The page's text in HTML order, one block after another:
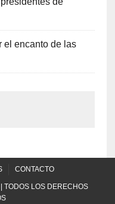
el encanto de las
CONTACTO
TODOS LOS DERECHOS